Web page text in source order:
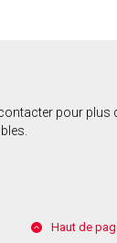
pour plus
Haut de